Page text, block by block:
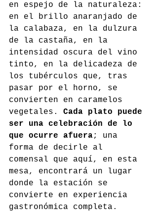
en espejo de la naturaleza:
en el brillo anaranjado de
la calabaza, en la dulzura
de la castaña, en la
intensidad oscura del vino
tinto, en la delicadeza de
los tubérculos que, tras
pasar por el horno, se
convierten en caramelos
vegetales. Cada plato puede
ser una celebración de lo
que ocurre afuera; una
forma de decirle al
comensal que aquí, en esta
mesa, encontrará un lugar
donde la estación se
convierte en experiencia
gastronómica completa.